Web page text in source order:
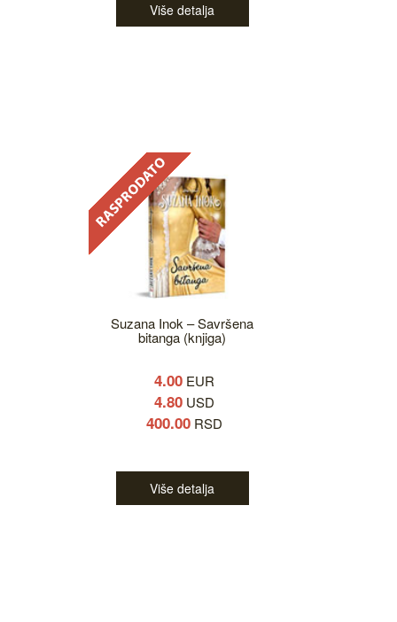
Više detalja
Suzana Inok – Savršena
bitanga (knjiga)
4.00 EUR
4.80 USD
400.00 RSD
Više detalja